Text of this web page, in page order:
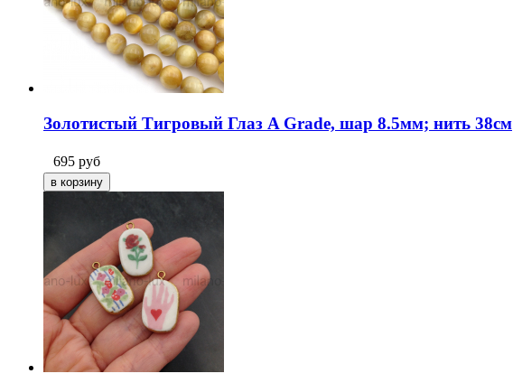
Золотистый Тигровый Глаз A Grade, шар 8.5мм; нить 38см
695 руб